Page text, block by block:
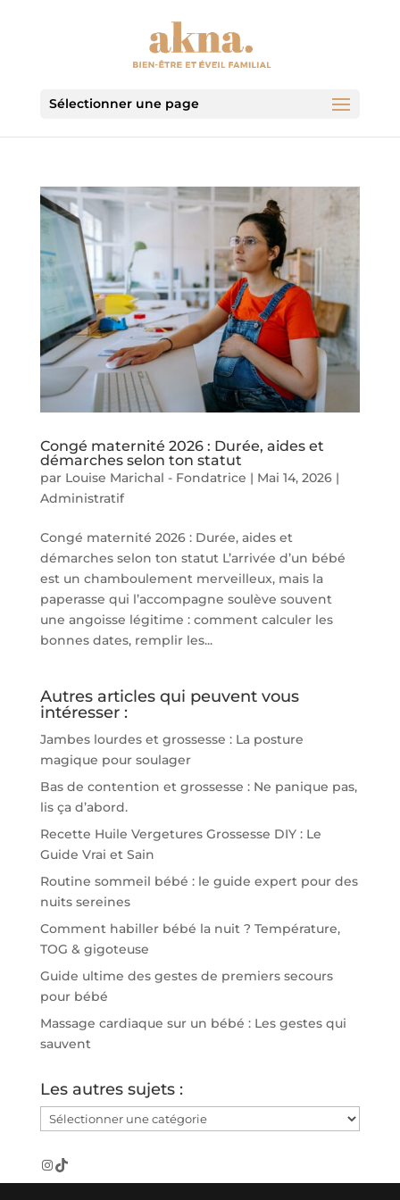
Sélectionner une page
Congé maternité 2026 : Durée, aides et
démarches selon ton statut
par Louise Marichal - Fondatrice | Mai 14, 2026|
Administratif
Congé maternité 2026 : Durée, aides et
démarches selon ton statut L’arrivée d’un bébé
est un chamboulement merveilleux, mais la
paperasse qui l’accompagne soulève souvent
une angoisse légitime : comment calculer les
bonnes dates, remplir les...
Autres articles qui peuvent vous
intéresser :
Jambes lourdes et grossesse : La posture
magique pour soulager
Bas de contention et grossesse : Ne panique pas,
lis ça d’abord.
Recette Huile Vergetures Grossesse DIY : Le
Guide Vrai et Sain
Routine sommeil bébé : le guide expert pour des
nuits sereines
Comment habiller bébé la nuit ? Température,
TOG & gigoteuse
Guide ultime des gestes de premiers secours
pour bébé
Massage cardiaque sur un bébé : Les gestes qui
sauvent
Les autres sujets :
Les
autres
sujets
Instagram
TikTok